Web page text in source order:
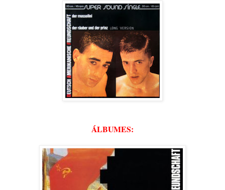
ÁLBUMES: